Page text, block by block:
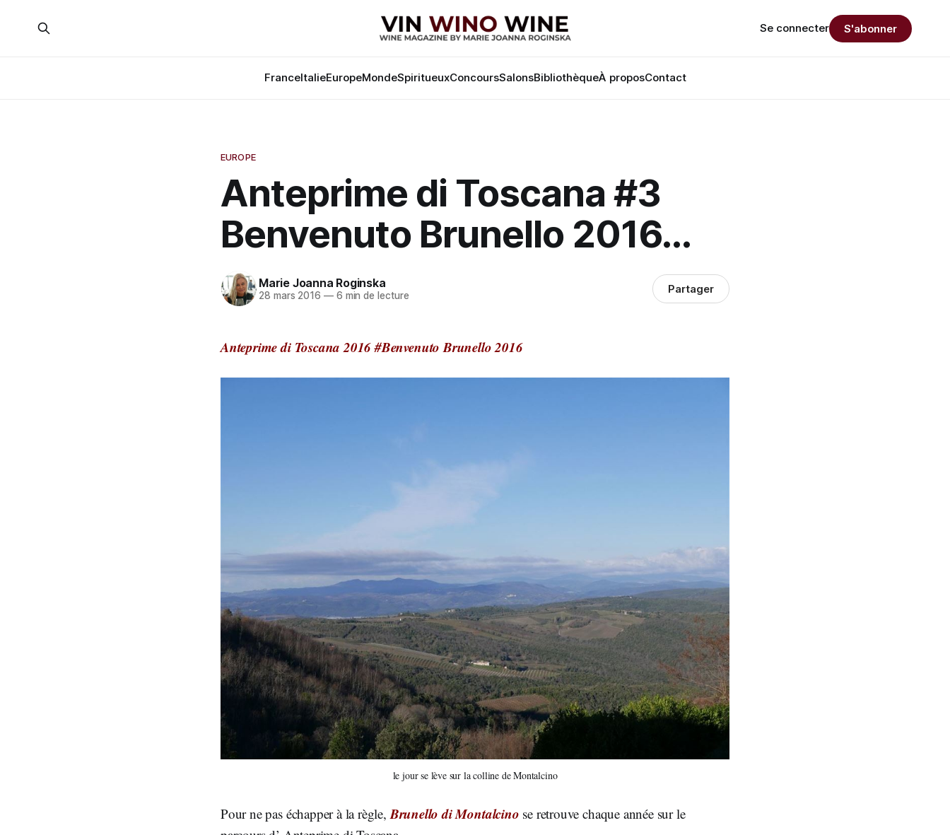
FranceItalieEuropeMondeSpiritueuxConcoursSalonsBibliothèqueÀ proposContact
Se connecter S'abonner
EUROPE
Anteprime di Toscana #3
Benvenuto Brunello 2016...
Marie Joanna Roginska
28 mars 2016 —6 min de lecture Partager
Anteprime di Toscana 2016 #Benvenuto Brunello 2016
le jour se lève sur la colline de Montalcino
Pour ne pas échapper à la règle,Brunello di Montalcino se retrouve chaque année sur le